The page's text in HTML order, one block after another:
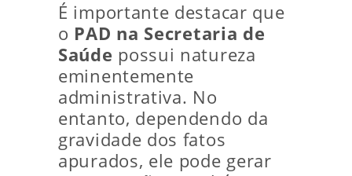
É importante destacar que
o PAD na Secretaria de
Saúde possui natureza
eminentemente
administrativa. No
entanto, dependendo da
gravidade dos fatos
apurados, ele pode gerar